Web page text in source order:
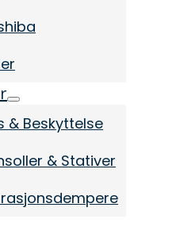
& Beskyttelse
& Stativer